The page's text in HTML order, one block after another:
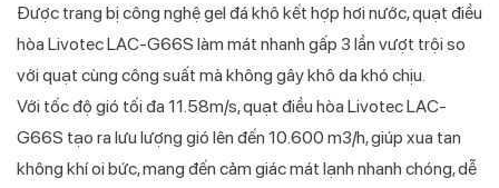
Được trang bị công nghệ gel đá khô kết hợp hơi nước, quạt điều
hòa Livotec LAC-G66S làm mát nhanh gấp 3 lần vượt trội so
với quạt cùng công suất mà không gây khô da khó chịu.
Với tốc độ gió tối đa 11.58m/s, quạt điều hòa Livotec LAC-
G66S tạo ra lưu lượng gió lên đến 10.600 m3/h, giúp xua tan
không khí oi bức, mang đến cảm giác mát lạnh nhanh chóng, dễ